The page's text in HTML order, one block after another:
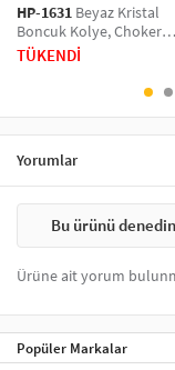
HP-1631 Beyaz Kristal
Boncuk Kolye, Choker
Kolye
TÜKENDİ
Yorumlar
Bu ürünü
Ürüne ait yorum
Popüler Markalar